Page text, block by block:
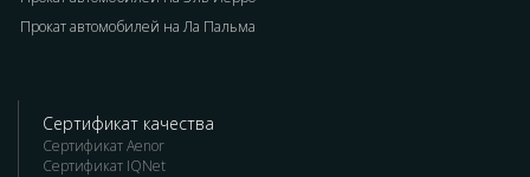
Прокат автомобилей на Ла Пальма
Сертификат качества
Сертификат Aenor
Сертификат IQNet